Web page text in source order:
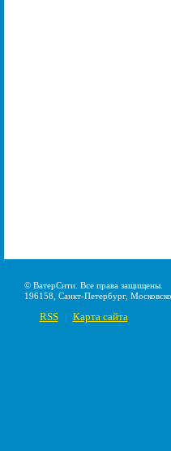
© ВатерСити. Все права защищены.
196158, Санкт-Петербург,
RSS Карта сайта